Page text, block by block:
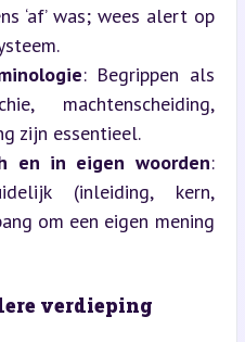
‘af’ was; wees alert op
: Begrippen als
machtenscheiding,
zijn essentieel.
en in eigen woorden:
(inleiding, kern,
om een eigen mening
verdieping